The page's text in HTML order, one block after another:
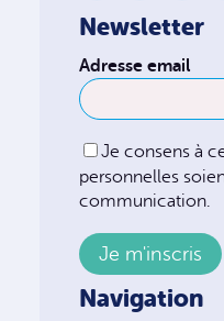
Newsletter
Adresse email
Je consens à
personnelles
communication.
Navigation